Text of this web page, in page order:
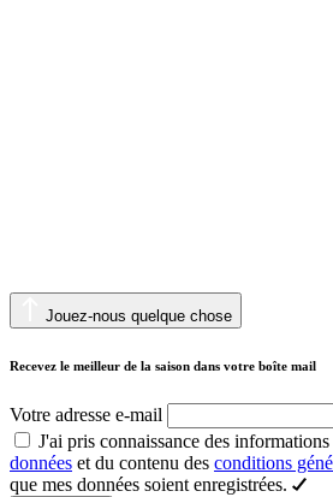
Jouez-nous quelque chose
Recevez le meilleur de la saison dans votre boîte mail
Votre adresse e-mail
J'ai pris connaissance des informations
données et du contenu des conditions
que mes données soient enregistrées.